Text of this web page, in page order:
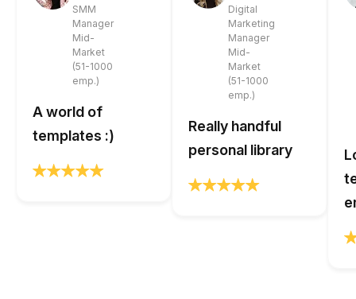
SMM
Manager
Mid-
Market
(51-1000
emp.)
A world of
templates :)
Digital
Marketing
Manager
Mid-
Market
(51-1000
emp.)
Really handful
personal library